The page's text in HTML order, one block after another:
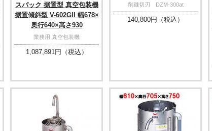
スパック 据置型 真空包装機
据置傾斜型 V-602GII 幅678×
奥行640×高さ930
業務用 真空包装機
1,087,891円（税込）
削麺切刃 DZM-300at
140,800円（税込）